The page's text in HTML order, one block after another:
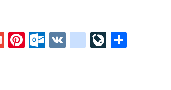
G
Pi O V
g
Li